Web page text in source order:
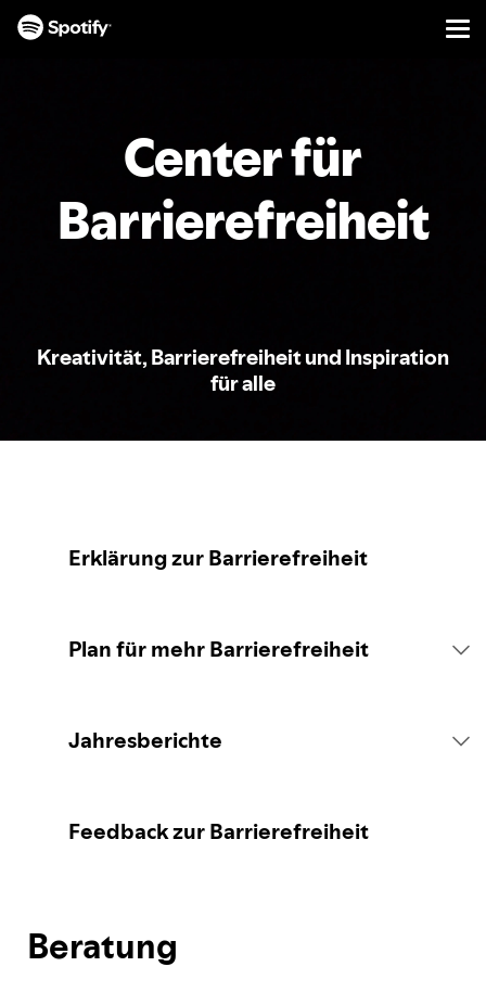
Center für
Barrierefreiheit
Kreativität, Barrierefreiheit und Inspiration
für alle
Erklärung zur Barrierefreiheit
Plan für mehr Barrierefreiheit
Der Plan von Spotify
Jahresberichte
Feedback zur Barrierefreiheit
Beratung